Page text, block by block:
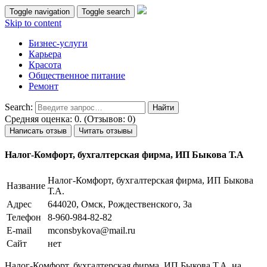
Toggle navigation Toggle search
Skip to content
Бизнес-услуги
Карьера
Красота
Общественное питание
Ремонт
Search:
Средняя оценка: 0. (Отзывов: 0)
Написать отзыв Читать отзывы
Налог-Комфорт, бухгалтерская фирма, ИП Быкова Т.А
Название
Налог-Комфорт, бухгалтерская фирма, ИП Быкова
Т.А.
Адрес
644020, Омск, Рождественского, 3а
Телефон
8-960-984-82-82
E-mail
mconsbykova@mail.ru
Сайт
нет